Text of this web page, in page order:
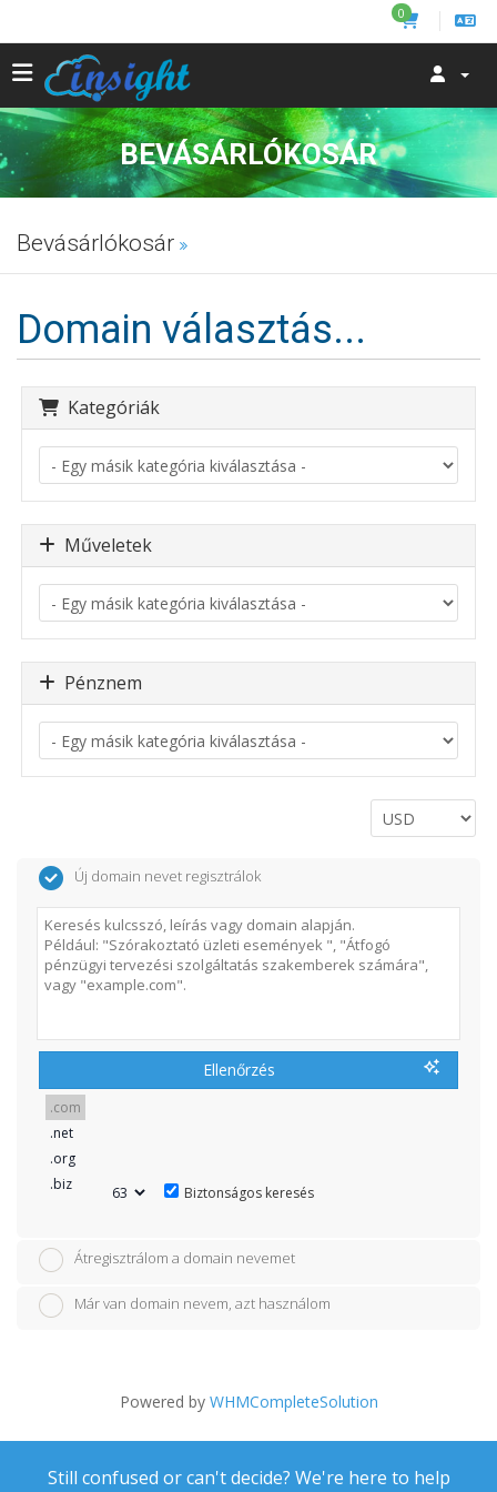
0
BEVÁSÁRLÓKOSÁR
Bevásárlókosár
Domain választás...
Kategóriák
Műveletek
Pénznem
Új domain nevet regisztrálok
Ellenőrzés
Biztonságos keresés
Átregisztrálom a domain nevemet
Már van domain nevem, azt használom
Powered by WHMCompleteSolution
Still confused or can't decide? We're here to help